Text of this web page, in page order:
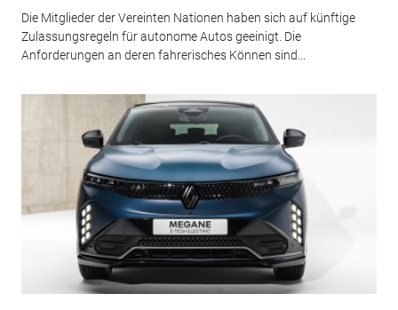
Die Mitglieder der Vereinten Nationen haben sich auf künftige
Zulassungsregeln für autonome Autos geeinigt. Die
Anforderungen an deren fahrerisches Können sind...